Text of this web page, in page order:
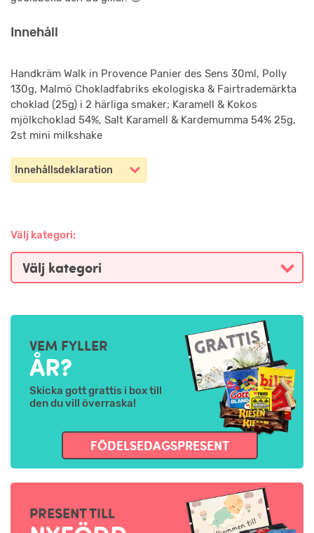
Innehåll
Handkräm Walk in Provence Panier des Sens 30ml, Polly
130g, Malmö Chokladfabriks ekologiska & Fairtrademärkta
choklad (25g) i 2 härliga smaker; Karamell & Kokos
mjölkchoklad 54%, Salt Karamell & Kardemumma 54% 25g,
2st mini milkshake
Innehållsdeklaration
Välj kategori:
VEM FYLLER
ÅR?
Skicka gott grattis i box till
den du vill överraska!
FÖDELSEDAGSPRESENT
PRESENT TILL